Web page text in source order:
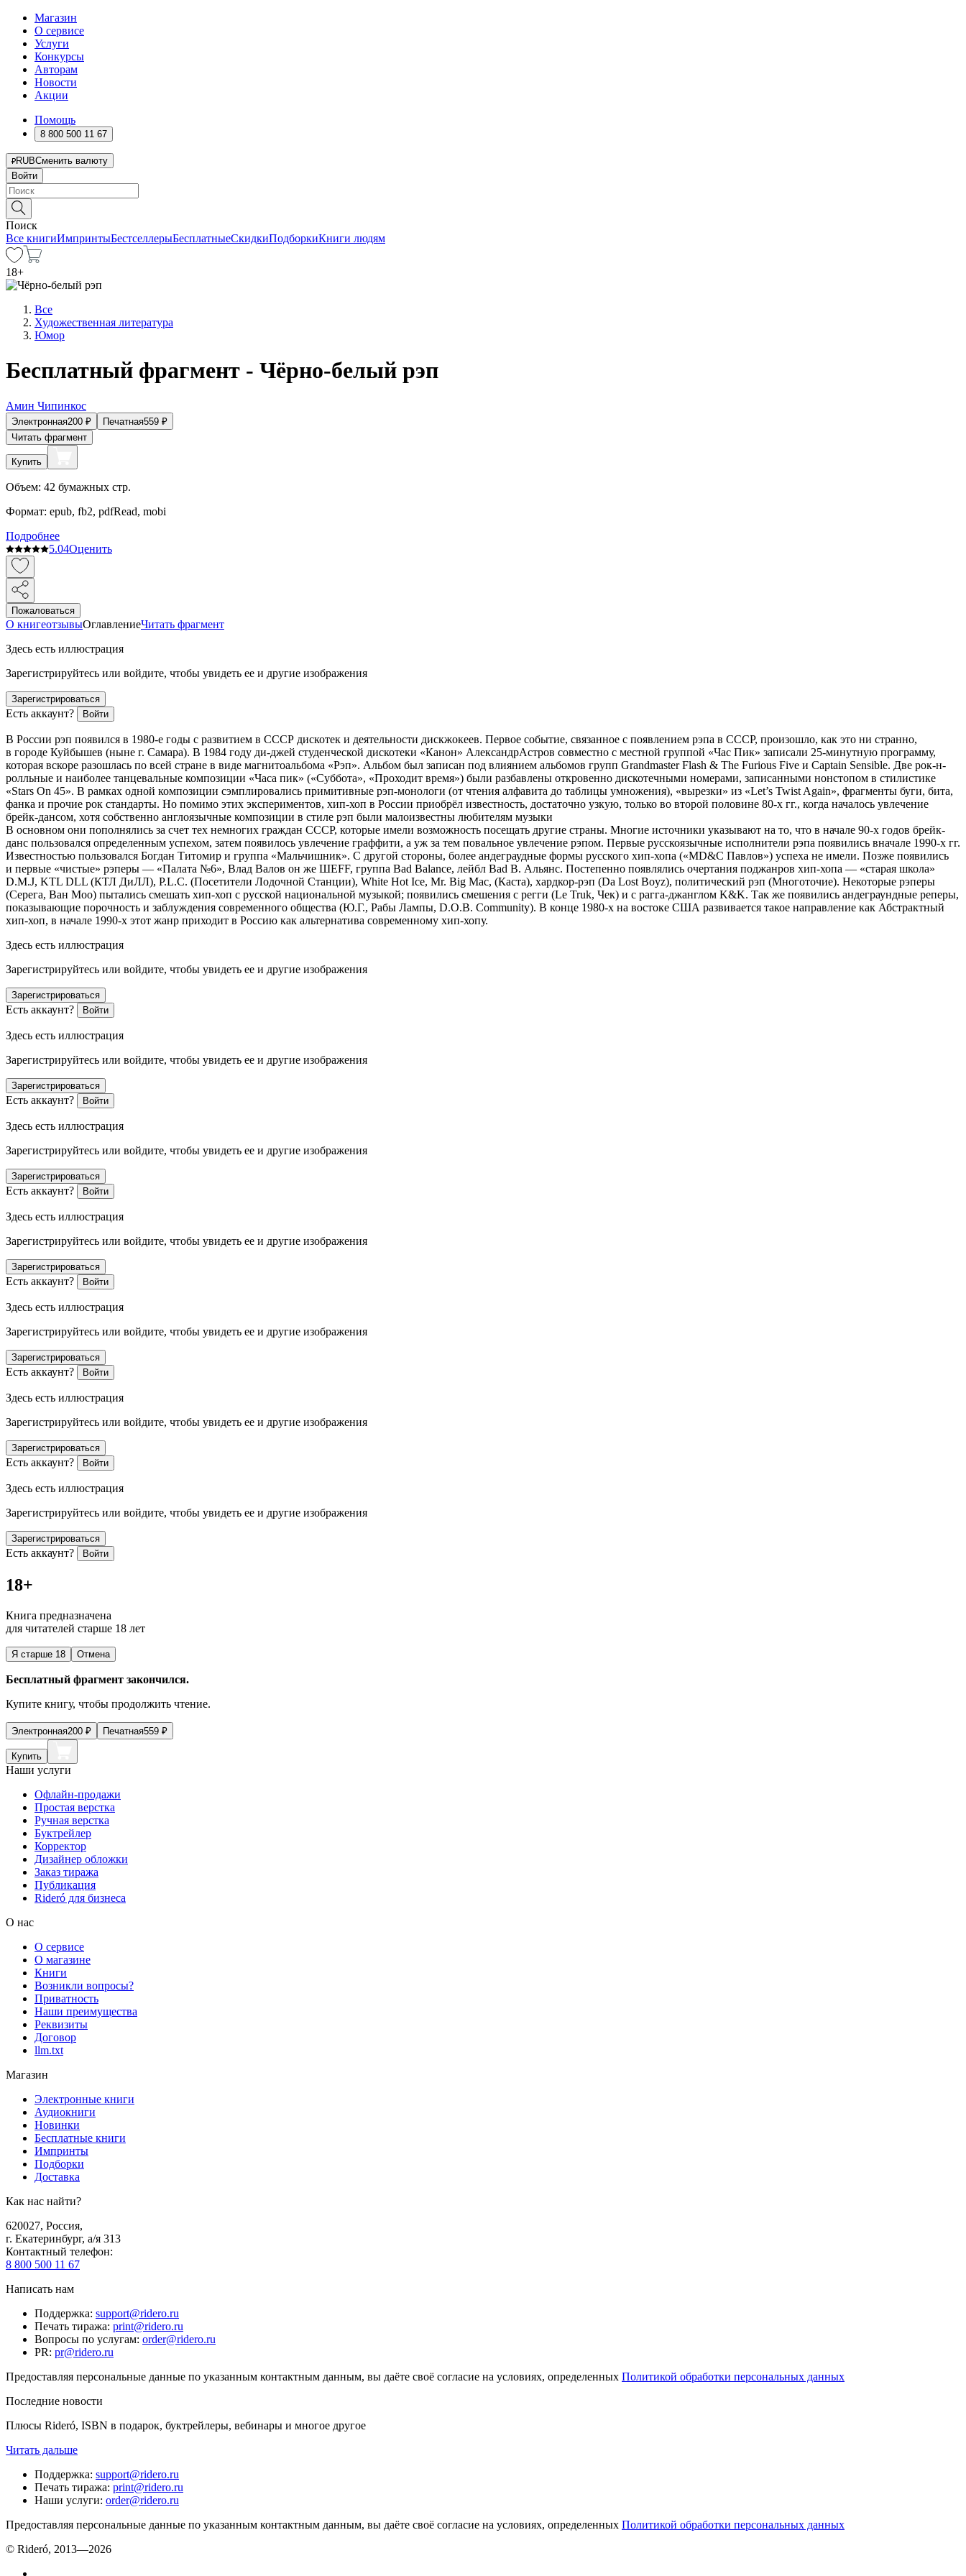
Магазин
О сервисе
Услуги
Конкурсы
Авторам
Новости
Акции
Помощь
8 800 500 11 67
RUBСменить валюту
Войти
Поиск
Все книгиИмпринтыБестселлерыБесплатныеСкидкиПодборкиКниги людям
18+
Все
Художественная литература
Юмор
Бесплатный фрагмент - Чёрно-белый рэп
Амин Чипинкос
Электронная200 ₽ Печатная559 ₽
Читать фрагмент
Купить
Объем: 42 бумажных стр.
Формат: epub, fb2, pdfRead, mobi
Подробнее
5.04Оценить
Пожаловаться
О книгеотзывыОглавлениеЧитать фрагмент
Здесь есть иллюстрация
Зарегистрируйтесь или войдите, чтобы увидеть ее и другие изображения
Зарегистрироваться
Есть аккаунт? Войти
В России рэп появился в 1980-е годы с развитием в СССР дискотек и деятельности дискжокеев. Первое событие, связанное с появлением рэпа в СССР, произошло, как это ни странно,
в городе Куйбышев (ныне г. Самара). В 1984 году ди-джей студенческой дискотеки «Канон» АлександрАстров совместно с местной группой «Час Пик» записали 25-минутную программу,
которая вскоре разошлась по всей стране в виде магнитоальбома «Рэп». Альбом был записан под влиянием альбомов групп Grandmaster Flash & The Furious Five и Captain Sensible. Две рок-н-
ролльные и наиболее танцевальные композиции «Часа пик» («Суббота», «Проходит время») были разбавлены откровенно дискотечными номерами, записанными нонстопом в стилистике
«Stars On 45». В рамках одной композиции сэмплировались примитивные рэп-монологи (от чтения алфавита до таблицы умножения), «вырезки» из «Let’s Twist Again», фрагменты буги, бита,
фанка и прочие рок стандарты. Но помимо этих экспериментов, хип-хоп в России приобрёл известность, достаточно узкую, только во второй половине 80-х гг., когда началось увлечение
брейк-дансом, хотя собственно англоязычные композиции в стиле рэп были малоизвестны любителям музыки
В основном они пополнялись за счет тех немногих граждан СССР, которые имели возможность посещать другие страны. Многие источники указывают на то, что в начале 90-х годов брейк-
данс пользовался определенным успехом, затем появилось увлечение граффити, а уж за тем повальное увлечение рэпом. Первые русскоязычные исполнители рэпа появились вначале 1990-х гг.
Известностью пользовался Богдан Титомир и группа «Мальчишник». С другой стороны, более андеграудные формы русского хип-хопа («MD&C Павлов») успеха не имели. Позже появились
и первые «чистые» рэперы — «Палата №6», Влад Валов он же ШЕFF, группа Bad Balance, лейбл Bad B. Альянс. Постепенно появлялись очертания поджанров хип-хопа — «старая школа»
D.M.J, KTL DLL (КТЛ ДиЛЛ), P.L.C. (Посетители Лодочной Станции), White Hot Ice, Mr. Big Mac, (Каста), хардкор-рэп (Da Lost Boyz), политический рэп (Многоточие). Некоторые рэперы
(Серега, Ван Моо) пытались смешать хип-хоп с русской национальной музыкой; появились смешения с регги (Le Truk, Чек) и с рагга-джанглом K&K. Так же появились андеграундные реперы,
показывающие порочность и заблуждения современного общества (Ю.Г., Рабы Лампы, D.O.B. Community). В конце 1980-х на востоке США развивается такое направление как Абстрактный
хип-хоп, в начале 1990-х этот жанр приходит в Россию как альтернатива современному хип-хопу.
Здесь есть иллюстрация
Зарегистрируйтесь или войдите, чтобы увидеть ее и другие изображения
Зарегистрироваться
Есть аккаунт? Войти
Здесь есть иллюстрация
Зарегистрируйтесь или войдите, чтобы увидеть ее и другие изображения
Зарегистрироваться
Есть аккаунт? Войти
Здесь есть иллюстрация
Зарегистрируйтесь или войдите, чтобы увидеть ее и другие изображения
Зарегистрироваться
Есть аккаунт? Войти
Здесь есть иллюстрация
Зарегистрируйтесь или войдите, чтобы увидеть ее и другие изображения
Зарегистрироваться
Есть аккаунт? Войти
Здесь есть иллюстрация
Зарегистрируйтесь или войдите, чтобы увидеть ее и другие изображения
Зарегистрироваться
Есть аккаунт? Войти
Здесь есть иллюстрация
Зарегистрируйтесь или войдите, чтобы увидеть ее и другие изображения
Зарегистрироваться
Есть аккаунт? Войти
Здесь есть иллюстрация
Зарегистрируйтесь или войдите, чтобы увидеть ее и другие изображения
Зарегистрироваться
Есть аккаунт? Войти
18+
Книга предназначена
для читателей старше 18 лет
Я старше 18 Отмена
Бесплатный фрагмент закончился.
Купите книгу, чтобы продолжить чтение.
Электронная200 ₽ Печатная559 ₽
Купить
Наши услуги
Офлайн-продажи
Простая верстка
Ручная верстка
Буктрейлер
Корректор
Дизайнер обложки
Заказ тиража
Публикация
Rideró для бизнеса
О нас
О сервисе
О магазине
Книги
Возникли вопросы?
Приватность
Наши преимущества
Реквизиты
Договор
llm.txt
Магазин
Электронные книги
Аудиокниги
Новинки
Бесплатные книги
Импринты
Подборки
Доставка
Как нас найти?
620027, Россия,
г. Екатеринбург, а/я 313
Контактный телефон:
8 800 500 11 67
Написать нам
Поддержка: support@ridero.ru
Печать тиража: print@ridero.ru
Вопросы по услугам: order@ridero.ru
PR: pr@ridero.ru
Предоставляя персональные данные по указанным контактным данным, вы даёте своё согласие на условиях, определенных Политикой обработки персональных данных
Последние новости
Плюсы Rideró, ISBN в подарок, буктрейлеры, вебинары и многое другое
Читать дальше
Поддержка: support@ridero.ru
Печать тиража: print@ridero.ru
Наши услуги: order@ridero.ru
Предоставляя персональные данные по указанным контактным данным, вы даёте своё согласие на условиях, определенных Политикой обработки персональных данных
© Rideró, 2013—2026